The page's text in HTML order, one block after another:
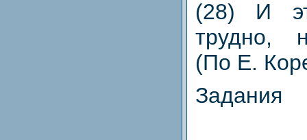
(28) И
трудно,
(По Е.
Задания